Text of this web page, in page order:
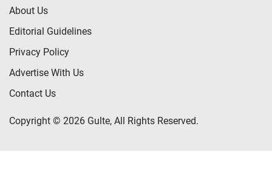
About Us
Editorial Guidelines
Privacy Policy
Advertise With Us
Contact Us
Copyright © 2026 Gulte, All Rights Reserved.